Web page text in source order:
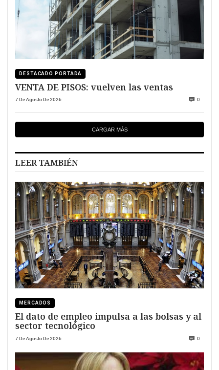
DESTACADO PORTADA
VENTA DE PISOS: vuelven las ventas
7 De Agosto De 2026 0
CARGAR MÁS
LEER TAMBIÉN
MERCADOS
El dato de empleo impulsa a las bolsas y al
sector tecnológico
7 De Agosto De 2026 0